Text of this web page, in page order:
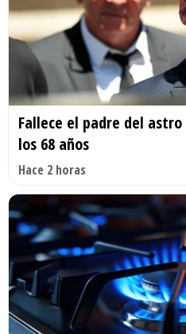
Fallece el padre del
los 68 años
Hace 2 horas